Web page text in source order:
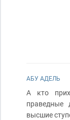
АБУ АДЕЛЬ
А кто
высшие